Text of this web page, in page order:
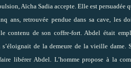
Aïcha Sadia accepte. Elle est
ans, retrouvée pendue dans sa cave, les
le contenu de son coffre-fort. Abdel était
s’éloignait de la demeure de la vieille dame.
libérer Abdel. L’homme propose à la